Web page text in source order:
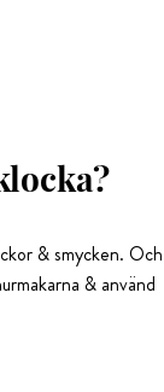
& smycken. Och
& använd